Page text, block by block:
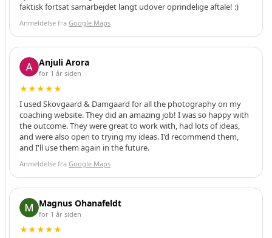
faktisk fortsat samarbejdet langt udover oprindelige aftale! :)
Anmeldelse fra Google Maps
Anjuli Arora
for 1 år siden
★★★★★
I used Skovgaard & Damgaard for all the photography on my
coaching website. They did an amazing job! I was so happy with
the outcome. They were great to work with, had lots of ideas,
and were also open to trying my ideas. I'd recommend them,
and I'll use them again in the future.
Anmeldelse fra Google Maps
Magnus Ohanafeldt
for 1 år siden
★★★★★
t
e
a
n
n
o
n
e
r
.
D
u
a
n
v
æ